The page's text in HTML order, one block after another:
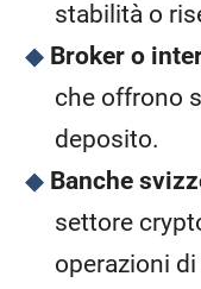
stabilità o
Broker o
che offrono
deposito.
Banche
settore
operazioni